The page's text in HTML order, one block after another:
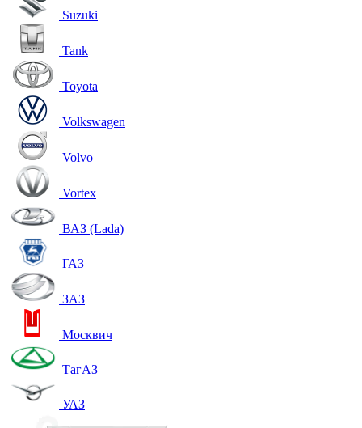
Suzuki
Tank
Toyota
Volkswagen
Volvo
Vortex
ВАЗ (Lada)
ГАЗ
ЗАЗ
Москвич
ТагАЗ
УАЗ